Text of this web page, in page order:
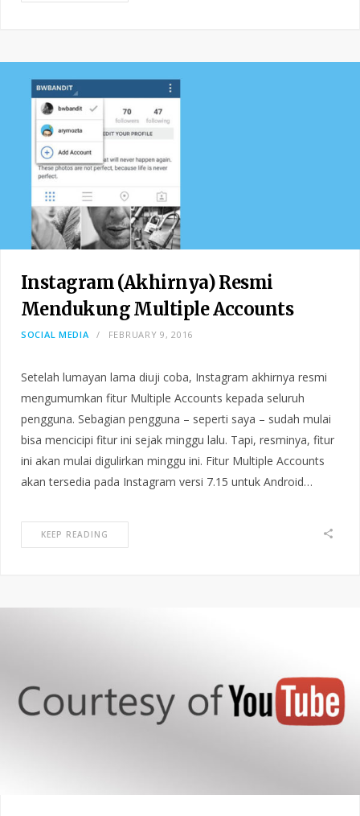
Instagram (Akhirnya) Resmi
Mendukung Multiple Accounts
SOCIAL MEDIA FEBRUARY 9, 2016
Setelah lumayan lama diuji coba, Instagram akhirnya resmi
mengumumkan fitur Multiple Accounts kepada seluruh
pengguna. Sebagian pengguna – seperti saya – sudah mulai
bisa mencicipi fitur ini sejak minggu lalu. Tapi, resminya, fitur
ini akan mulai digulirkan minggu ini. Fitur Multiple Accounts
akan tersedia pada Instagram versi 7.15 untuk Android…
KEEP READING